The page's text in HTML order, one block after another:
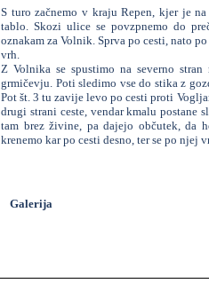
S turo začnemo v kraju Repen, kjer je
tablo. Skozi ulice se povzpnemo do
oznakam za Volnik. Sprva po cesti, nato
vrh.
Z Volnika se spustimo na severno
grmičevju. Poti sledimo vse do stika z
Pot št. 3 tu zavije levo po cesti proti
drugi strani ceste, vendar kmalu postane
tam brez živine, pa dajejo občutek, da
krenemo kar po cesti desno, ter se po njej
Galerija